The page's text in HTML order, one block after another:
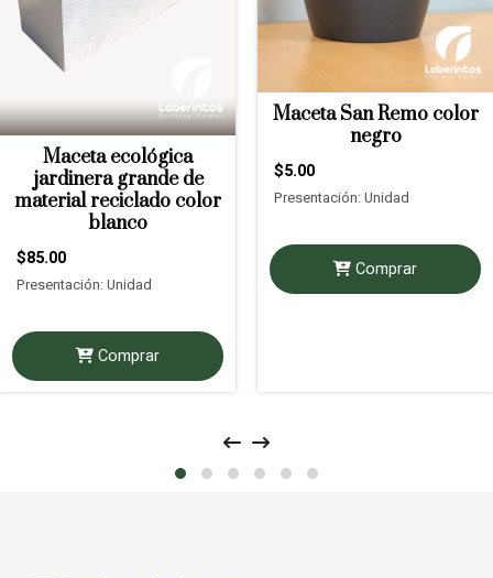
Maceta ecológica
jardinera grande de
material reciclado color
blanco
$85.00
Presentación: Unidad
Comprar
Maceta San Remo color
negro
$5.00
Presentación: Unidad
Comprar